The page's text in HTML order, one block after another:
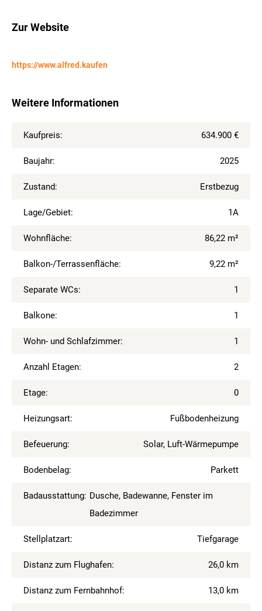
Zur Website
https://www.alfred.kaufen
Weitere Informationen
Kaufpreis: 634.900 €
Baujahr: 2025
Zustand: Erstbezug
Lage/Gebiet: 1A
Wohnfläche: 86,22 m²
Balkon-/Terrassenfläche: 9,22 m²
Separate WCs: 1
Balkone: 1
Wohn- und Schlafzimmer: 1
Anzahl Etagen: 2
Etage: 0
Heizungsart: Fußbodenheizung
Befeuerung: Solar, Luft-Wärmepumpe
Bodenbelag: Parkett
Badausstattung: Dusche, Badewanne, Fenster im
Badezimmer
Stellplatzart: Tiefgarage
Distanz zum Flughafen: 26,0 km
Distanz zum Fernbahnhof: 13,0 km